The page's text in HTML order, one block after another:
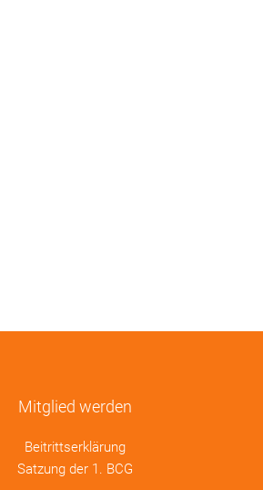
Mitglied werden
Beitrittserklärung
Satzung der 1. BCG